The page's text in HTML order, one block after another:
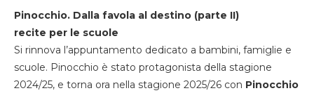
Pinocchio. Dalla favola al destino (parte II)
recite per le scuole
Si rinnova l’appuntamento dedicato a bambini, famiglie e
scuole. Pinocchio è stato protagonista della stagione
2024/25, e torna ora nella stagione 2025/26 con Pinocchio